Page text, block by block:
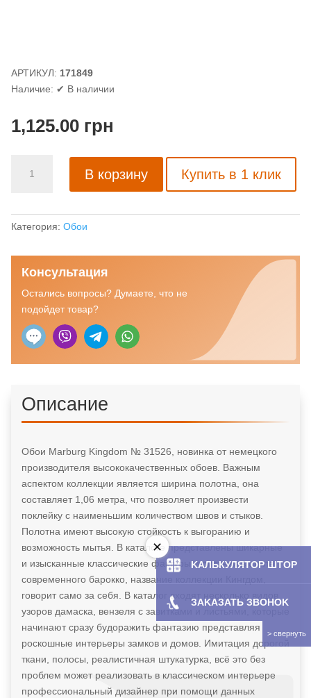
АРТИКУЛ: 171849
Наличие: ✔ В наличии
1,125.00грн
товара
стен
Kingdom
31526
В корзину Купить в 1 клик
Категория: Обои
Консультация
Остались вопросы? Думаете, что не
подойдет товар?
Описание
Обои Marburg Kingdom № 31526, новинка от немецкого
производителя высококачественных обоев. Важным
аспектом коллекции является ширина полотна, она
составляет 1,06 метра, что позволяет произвести
поклейку с наименьшим количеством швов и стыков.
Полотна имеют высокую стойкость к выгоранию и
возможность мытья. В каталоге представлены шикарные
и изысканные классические фактуры и рисунки в стиле
современного барокко, название коллекции Кингдом,
говорит само за себя. В каталог входят несколько видов
узоров дамаска, вензеля с завитками и листьями, которые
начинают сразу будоражить фантазию представляя
роскошные интерьеры замков и домов. Имитация дорогой
ткани, полосы, реалистичная штукатурка, всё это без
проблем может реализовать в классическом интерьере
профессиональный дизайнер при помощи данных
KAЛЬКУЛЯТOP ШТОР
ЗAKAЗATЬ ЗBOHOK